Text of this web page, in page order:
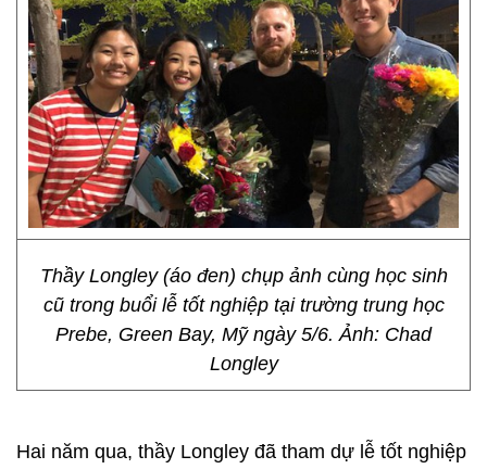
Thầy Longley (áo đen) chụp ảnh cùng học sinh
cũ trong buổi lễ tốt nghiệp tại trường trung học
Prebe, Green Bay, Mỹ ngày 5/6. Ảnh: Chad
Longley
Hai năm qua, thầy Longley đã tham dự lễ tốt nghiệp